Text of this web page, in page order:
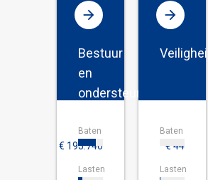
Bestuur
en
ondersteuning
Baten
€ 195.740
Lasten
Veiligheid
Baten
€ 44
Lasten